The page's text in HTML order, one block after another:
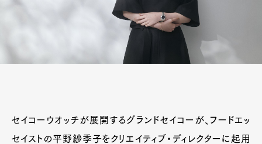
セイコーウオッチが展開するグランドセイコーが、フードエッ
セイストの平野紗季子をクリエイティブ・ディレクターに起用